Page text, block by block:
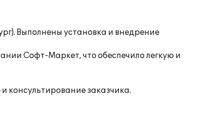
Выполнены установка и внедрение
Софт-Маркет, что обеспечило легкую и
консультирование заказчика.